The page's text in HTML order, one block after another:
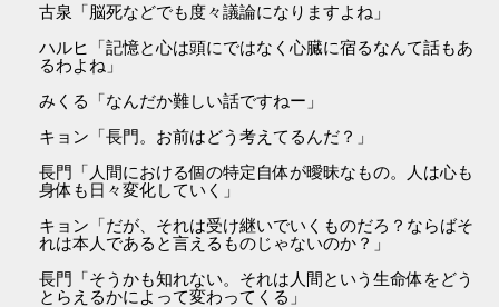
古泉「脳死などでも度々議論になりますよね」
ハルヒ「記憶と心は頭にではなく心臓に宿るなんて話もあ
るわよね」
みくる「なんだか難しい話ですねー」
キョン「長門。お前はどう考えてるんだ？」
長門「人間における個の特定自体が曖昧なもの。人は心も
身体も日々変化していく」
キョン「だが、それは受け継いでいくものだろ？ならばそ
れは本人であると言えるものじゃないのか？」
長門「そうかも知れない。それは人間という生命体をどう
とらえるかによって変わってくる」